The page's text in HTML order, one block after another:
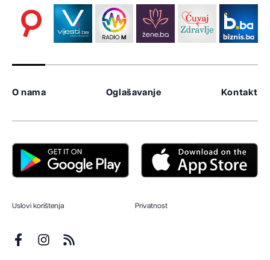
O nama Oglašavanje Kontakt
Uslovi korištenja Privatnost